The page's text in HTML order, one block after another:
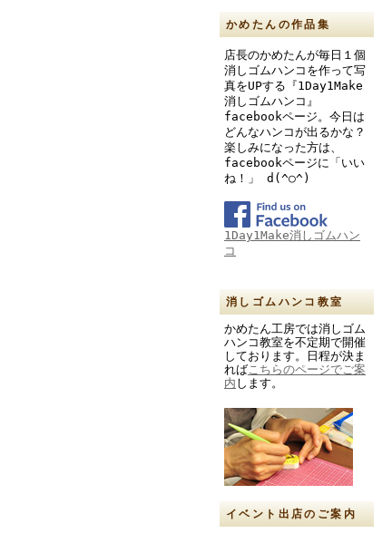
かめたんの作品集
店長のかめたんが毎日１個
消しゴムハンコを作って写
真をUPする『1Day1Make
消しゴムハンコ』
facebookページ。今日は
どんなハンコが出るかな？
楽しみになった方は、
facebookページに「いい
ね！」 d(^○^)
1Day1Make消しゴムハン
コ
消しゴムハンコ教室
かめたん工房では消しゴム
ハンコ教室を不定期で開催
しております。日程が決ま
ればこちらのページでご案
内 します。
イベント出店のご案内